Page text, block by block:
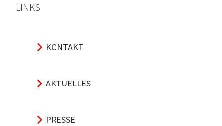
LINKS
KONTAKT
AKTUELLES
PRESSE